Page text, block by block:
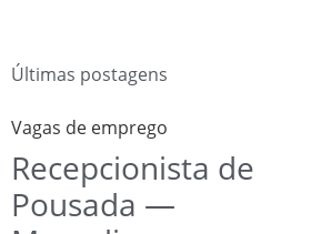
Últimas postagens
Vagas de emprego
Recepcionista de
Pousada —